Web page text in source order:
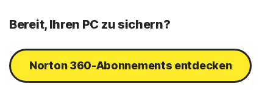
Bereit, Ihren PC zu sichern?
Norton 360-Abonnements entdecken